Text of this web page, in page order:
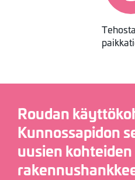
Roudan
Kunnossapidon
uusien kohteiden